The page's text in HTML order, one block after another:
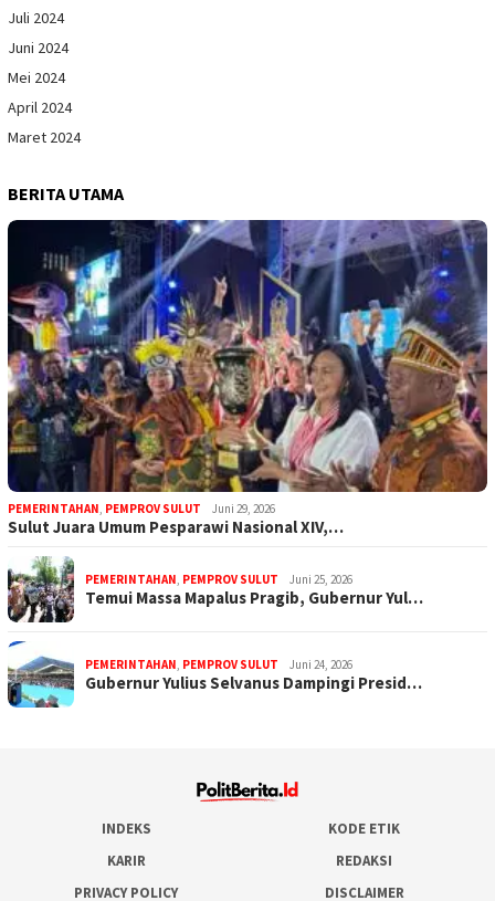
Juli 2024
Juni 2024
Mei 2024
April 2024
Maret 2024
BERITA UTAMA
PEMERINTAHAN, PEMPROV SULUT Juni 29, 2026
Sulut Juara Umum Pesparawi Nasional XIV,…
PEMERINTAHAN, PEMPROV SULUT Juni 25, 2026
Temui Massa Mapalus Pragib, Gubernur Yul…
PEMERINTAHAN, PEMPROV SULUT Juni 24, 2026
Gubernur Yulius Selvanus Dampingi Presid…
INDEKS
KODE ETIK
KARIR
REDAKSI
PRIVACY POLICY
DISCLAIMER